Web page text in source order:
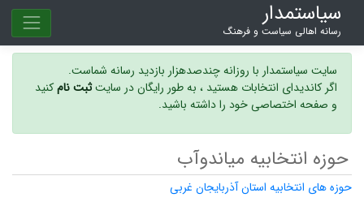
سیاستمدار
رسانه اهالی سیاست و فرهنگ
سایت سیاستمدار با روزانه چندصدهزار بازدید رسانه شماست.
اگر کاندیدای انتخابات هستید ، به طور رایگان در سایتثبت نامکنید
و صفحه اختصاصی خود را داشته باشید.
حوزه انتخابیه میاندوآب
حوزه های انتخابیه استان آذربایجان غربی